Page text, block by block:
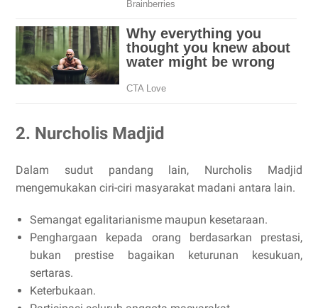
2. Nurcholis Madjid
Dalam sudut pandang lain, Nurcholis Madjid
mengemukakan ciri-ciri masyarakat madani antara lain.
Semangat egalitarianisme maupun kesetaraan.
Penghargaan kepada orang berdasarkan prestasi,
bukan prestise bagaikan keturunan kesukuan,
sertaras.
Keterbukaan.